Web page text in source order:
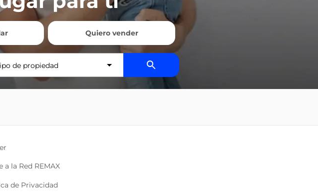
Quiero vender
de propiedad
a la Red REMAX
de Privacidad